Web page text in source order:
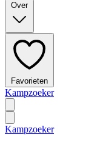
Over
Favorieten
Kampzoeker
Kampzoeker